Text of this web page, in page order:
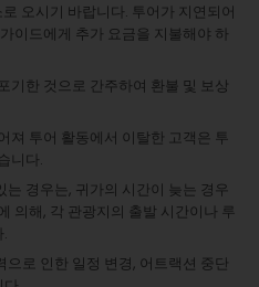
오시기 바랍니다. 투어가 지연되어
이드에게 추가 요금을 지불해야 하
기한 것으로 간주하여 환불 및 보상
져 투어 활동에서 이탈한 고객은 투
니다.
는 경우는, 귀가의 시간이 늦는 경우
의해, 각 관광지의 출발 시간이나 루
으로 인한 일정 변경, 어트랙션 중단